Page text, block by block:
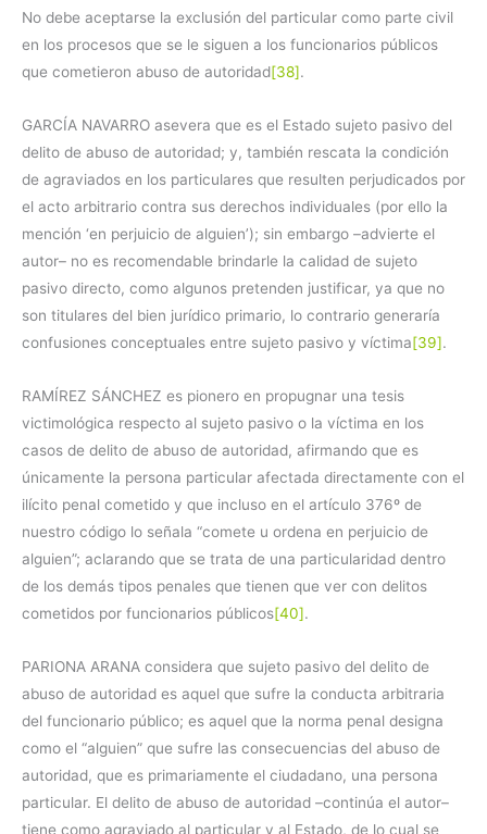
No debe aceptarse la exclusión del particular como parte civil
en los procesos que se le siguen a los funcionarios públicos
que cometieron abuso de autoridad[38].
GARCÍA NAVARRO asevera que es el Estado sujeto pasivo del
delito de abuso de autoridad; y, también rescata la condición
de agraviados en los particulares que resulten perjudicados por
el acto arbitrario contra sus derechos individuales (por ello la
mención ‘en perjuicio de alguien’); sin embargo –advierte el
autor– no es recomendable brindarle la calidad de sujeto
pasivo directo, como algunos pretenden justificar, ya que no
son titulares del bien jurídico primario, lo contrario generaría
confusiones conceptuales entre sujeto pasivo y víctima[39].
RAMÍREZ SÁNCHEZ es pionero en propugnar una tesis
victimológica respecto al sujeto pasivo o la víctima en los
casos de delito de abuso de autoridad, afirmando que es
únicamente la persona particular afectada directamente con el
ilícito penal cometido y que incluso en el artículo 376º de
nuestro código lo señala “comete u ordena en perjuicio de
alguien”; aclarando que se trata de una particularidad dentro
de los demás tipos penales que tienen que ver con delitos
cometidos por funcionarios públicos[40].
PARIONA ARANA considera que sujeto pasivo del delito de
abuso de autoridad es aquel que sufre la conducta arbitraria
del funcionario público; es aquel que la norma penal designa
como el “alguien” que sufre las consecuencias del abuso de
autoridad, que es primariamente el ciudadano, una persona
particular. El delito de abuso de autoridad –continúa el autor–
tiene como agraviado al particular y al Estado, de lo cual se